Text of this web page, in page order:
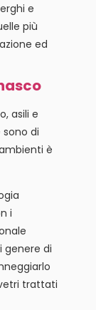
e
più
ed
asili e
di
è
i
genere di
trattati